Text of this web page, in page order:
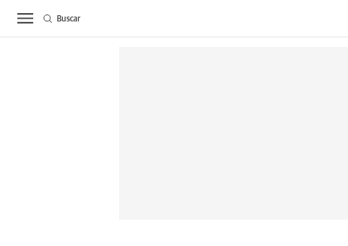
ACTUALIDAD BIERZO
Buscar